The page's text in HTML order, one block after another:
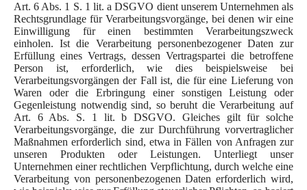
Art. 6 Abs. 1 S. 1 lit. a DSGVO dient unserem Unternehmen als
Rechtsgrundlage für Verarbeitungsvorgänge, bei denen wir eine
Einwilligung für einen bestimmten Verarbeitungszweck
einholen. Ist die Verarbeitung personenbezogener Daten zur
Erfüllung eines Vertrags, dessen Vertragspartei die betroffene
Person ist, erforderlich, wie dies beispielsweise bei
Verarbeitungsvorgängen der Fall ist, die für eine Lieferung von
Waren oder die Erbringung einer sonstigen Leistung oder
Gegenleistung notwendig sind, so beruht die Verarbeitung auf
Art. 6 Abs. S. 1 lit. b DSGVO. Gleiches gilt für solche
Verarbeitungsvorgänge, die zur Durchführung vorvertraglicher
Maßnahmen erforderlich sind, etwa in Fällen von Anfragen zur
unseren Produkten oder Leistungen. Unterliegt unser
Unternehmen einer rechtlichen Verpflichtung, durch welche eine
Verarbeitung von personenbezogenen Daten erforderlich wird,